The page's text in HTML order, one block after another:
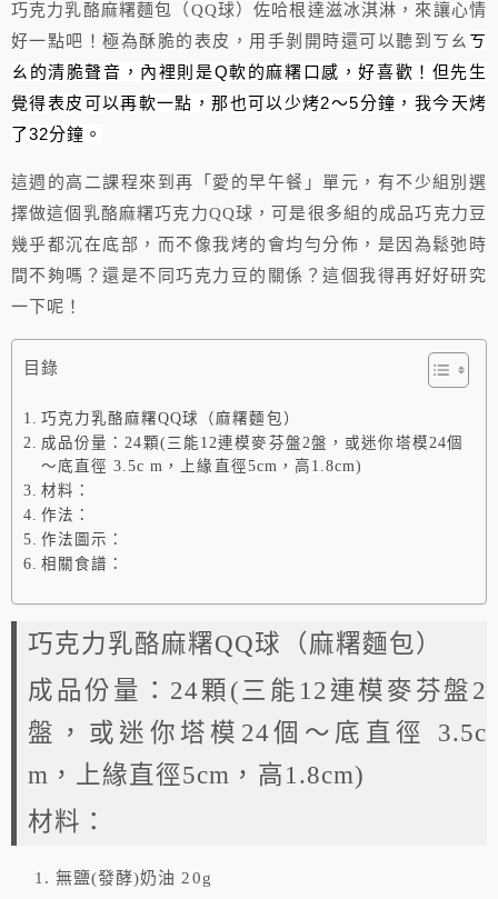
巧克力乳酪麻糬麵包（QQ球）佐哈根達滋冰淇淋，來讓心情
好一點吧！極為酥脆的表皮，用手剝開時還可以聽到ㄎㄠ ㄎ
ㄠ的清脆聲音，內裡則是Q軟的麻糬口感，好喜歡！但先生
覺得表皮可以再軟一點，那也可以少烤2～5分鐘，我今天烤
了32分鐘。
這週的高二課程來到再「愛的早午餐」單元，有不少組別選
擇做這個乳酪麻糬巧克力QQ球，可是很多組的成品巧克力豆
幾乎都沉在底部，而不像我烤的會均勻分佈，是因為鬆弛時
間不夠嗎？還是不同巧克力豆的關係？這個我得再好好研究
一下呢！
目錄
巧克力乳酪麻糬QQ球（麻糬麵包）
成品份量：24顆(三能12連模麥芬盤2盤，或迷你塔模24個
～底直徑 3.5c m，上緣直徑5cm，高1.8cm)
材料：
作法：
作法圖示：
相關食譜：
巧克力乳酪麻糬QQ球（麻糬麵包）
成品份量：24顆(三能12連模麥芬盤2
盤，或迷你塔模24個～底直徑 3.5c
m，上緣直徑5cm，高1.8cm)
材料：
無鹽(發酵)奶油 20g